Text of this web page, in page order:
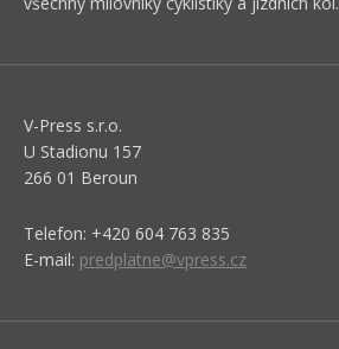
V-Press s.r.o.
U Stadionu 157
266 01 Beroun
Telefon: +420 604 763 835
E-mail: predplatne@vpress.cz